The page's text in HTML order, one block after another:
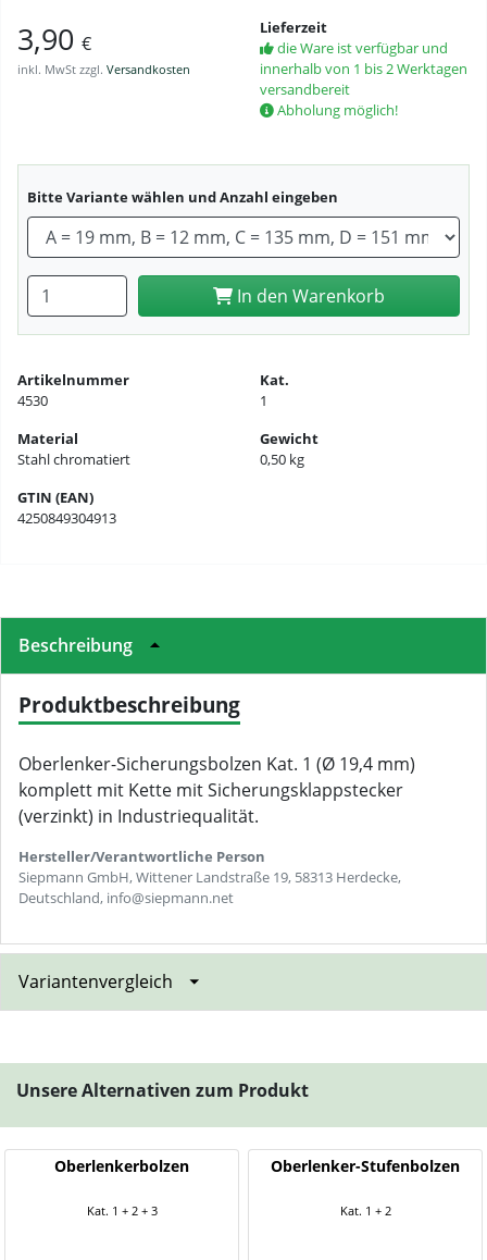
3,90 €
inkl. MwSt zzgl. Versandkosten
Lieferzeit
die Ware ist verfügbar und
innerhalb von 1 bis 2 Werktagen
versandbereit
Abholung möglich!
Bitte Variante wählen und Anzahl eingeben
Anzahl eingeben In den Warenkorb
Artikelnummer
4530
Kat.
1
Material
Stahl chromatiert
Gewicht
0,50 kg
GTIN (EAN)
4250849304913
Beschreibung
Produktbeschreibung
Oberlenker-Sicherungsbolzen Kat. 1 (Ø 19,4 mm)
komplett mit Kette mit Sicherungsklappstecker
(verzinkt) in Industriequalität.
Hersteller/Verantwortliche Person
Siepmann GmbH, Wittener Landstraße 19, 58313 Herdecke,
Deutschland, info@siepmann.net
Variantenvergleich
Unsere Alternativen zum Produkt
Oberlenkerbolzen
Kat. 1 + 2 + 3
Oberlenker-Stufenbolzen
Kat. 1 + 2